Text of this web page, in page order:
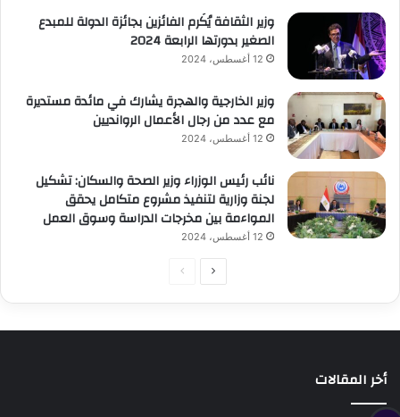
وزير الثقافة يُكَرم الفائزين بجائزة الدولة للمبدع
الصغير بدورتها الرابعة 2024
12 أغسطس، 2024
وزير الخارجية والهجرة يشارك في مائدة مستديرة
مع عدد من رجال الأعمال الروانديين
12 أغسطس، 2024
نائب رئيس الوزراء وزير الصحة والسكان: تشكيل
لجنة وزارية لتنفيذ مشروع متكامل يحقق
المواءمة بين مخرجات الدراسة وسوق العمل
12 أغسطس، 2024
الصفحةالصفحة
أخر المقالات